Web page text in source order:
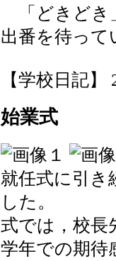
「どきどき
出番を待って
【学校日記】
始業式
就任式に引き
した。
式では，校長
学年での期待